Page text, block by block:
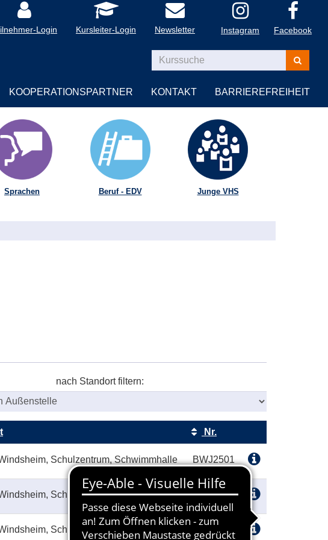
Login Kursleiter-Login Newsletter Instagram Facebook
Kurse
suchen
KOOPERATIONSPARTNER KONTAKT BARRIEREFREIHEIT
Sprachen Beruf - EDV Junge VHS
nach Standort filtern:
Nr.
Kursstatus
Schulzentrum, Schwimmhalle BWJ2501
Schulzentrum, Schwimmhalle BWJ2503
Schulzentrum, Schwimmhalle BWJ2505